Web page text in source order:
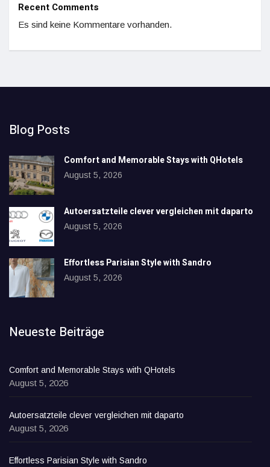
Recent Comments
Es sind keine Kommentare vorhanden.
Blog Posts
Comfort and Memorable Stays with QHotels
August 5, 2026
Autoersatzteile clever vergleichen mit daparto
August 5, 2026
Effortless Parisian Style with Sandro
August 5, 2026
Neueste Beiträge
Comfort and Memorable Stays with QHotels
August 5, 2026
Autoersatzteile clever vergleichen mit daparto
August 5, 2026
Effortless Parisian Style with Sandro